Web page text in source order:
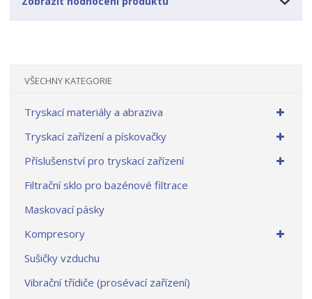
VŠECHNY KATEGORIE
Tryskací materiály a abraziva
Tryskací zařízení a pískovačky
Příslušenství pro tryskací zařízení
Filtrační sklo pro bazénové filtrace
Maskovací pásky
Kompresory
Sušičky vzduchu
Vibrační třídiče (prosévací zařízení)